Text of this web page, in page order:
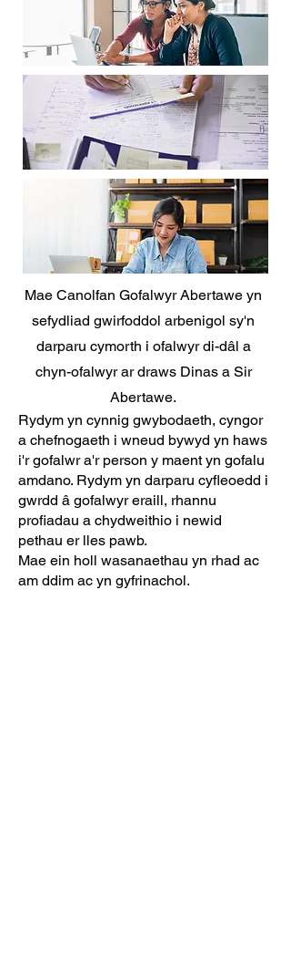
Mae Canolfan Gofalwyr Abertawe yn
sefydliad gwirfoddol arbenigol sy'n
darparu cymorth i ofalwyr di-dâl a
chyn-ofalwyr ar draws Dinas a Sir
Abertawe.
Rydym yn cynnig gwybodaeth, cyngor
a chefnogaeth i wneud bywyd yn haws
i'r gofalwr a'r person y maent yn gofalu
amdano. Rydym yn darparu cyfleoedd i
gwrdd â gofalwyr eraill, rhannu
profiadau a chydweithio i newid
pethau er lles pawb.
Mae ein holl wasanaethau yn rhad ac
am ddim ac yn gyfrinachol.